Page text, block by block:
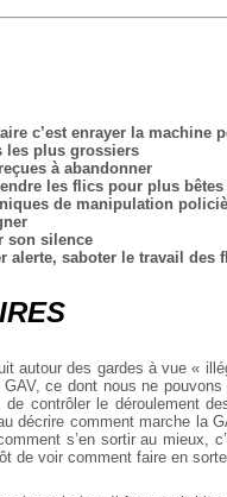
c’est enrayer la machine
les plus grossiers
à abandonner
les flics pour plus
de manipulation
son silence
alerte, saboter le travail des
autour des gardes à vue «
ce dont nous ne
contrôler le déroulement
décrire comment marche la
s’en sortir au mieux,
de voir comment faire en